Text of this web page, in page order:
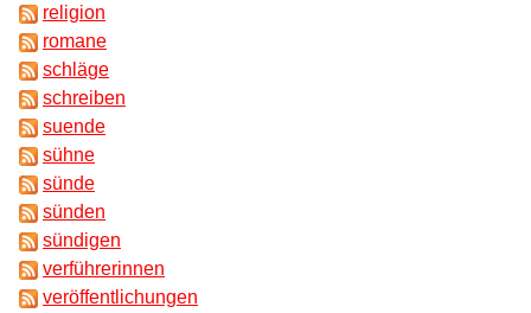
religion
romane
schläge
schreiben
suende
sühne
sünde
sünden
sündigen
verführerinnen
veröffentlichungen